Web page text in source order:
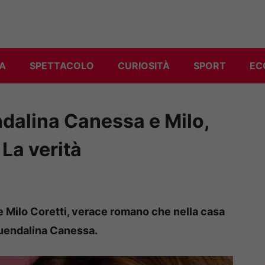
SPETTACOLO CURIOSITÀ SPORT
Canessa e Milo,
verità
Coretti, verace romano che nella casa
Canessa.